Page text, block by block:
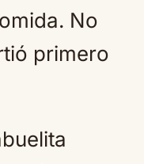
No
primero